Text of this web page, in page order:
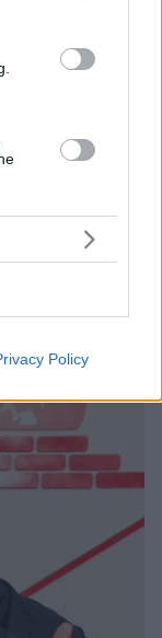
Policy
εβδομάδα,
Παναθηναϊκού -
παρέμεινε